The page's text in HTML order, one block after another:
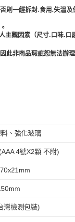
則一經拆封.食用.失溫
主觀因素（尺寸.口味.口
此非商品瑕疵恕無法辦
、強化玻璃
4號X2顆 不附)
灣檢測包裝)